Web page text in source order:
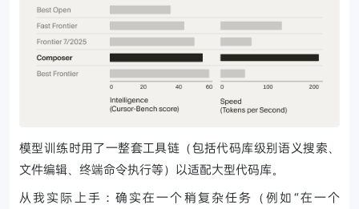
模型训练时用了一整套工具链（包括代码库级别语义搜索、
文件编辑、终端命令执行等）以适配大型代码库。
从我实际上手：确实在一个稍复杂任务（例如“在一个